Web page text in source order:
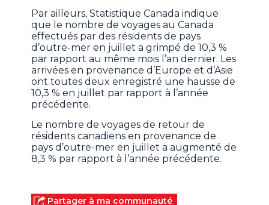
Par ailleurs, Statistique Canada indique
que le nombre de voyages au Canada
effectués par des résidents de pays
d’outre-mer en juillet a grimpé de 10,3 %
par rapport au même mois l’an dernier. Les
arrivées en provenance d’Europe et d’Asie
ont toutes deux enregistré une hausse de
10,3 % en juillet par rapport à l’année
précédente.
Le nombre de voyages de retour de
résidents canadiens en provenance de
pays d’outre-mer en juillet a augmenté de
8,3 % par rapport à l’année précédente.
Partager à ma communauté